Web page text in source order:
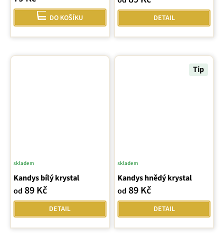
DO KOŠÍKU
je
5,0
z
hvězdiček.
DETAIL
Kandys bílý krystal
skladem
od 89 Kč
DETAIL
Tip
Kandys hnědý krystal
Průměrné
hodnocení
produktu
je
5,0
z
skladem
od 89 Kč
DETAIL